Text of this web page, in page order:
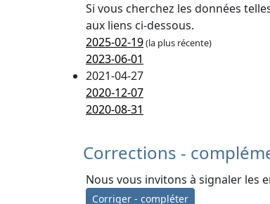
Si vous cherchez les données
aux liens ci-dessous.
2025-02-19(la plus récente)
2023-06-01
2021-04-27
2020-12-07
2020-08-31
Corrections -
Nous vous invitons à signaler les
Corriger - compléter